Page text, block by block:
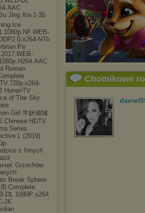
Jing Xin 1-35
NF.WEB-
DP2.0.x264-NTb
EB-
.H264.AAC
x264-
HunanTV
of The Sky
Girl 半妖倾城
Chinese HDTV
Series
L (2019)
z Innych
Grzechów
Break Sphere
Complete
DL 1080P x264
JK
Chomikowe